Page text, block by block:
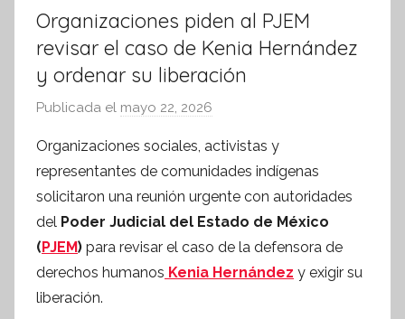
Organizaciones piden al PJEM
revisar el caso de Kenia Hernández
y ordenar su liberación
Publicada el mayo 22, 2026
r
S
í
n
t
e
Organizaciones sociales, activistas y
representantes de comunidades indígenas
solicitaron una reunión urgente con autoridades
del Poder Judicial del Estado de México
(PJEM) para revisar el caso de la defensora de
derechos humanos Kenia Hernández y exigir su
liberación.